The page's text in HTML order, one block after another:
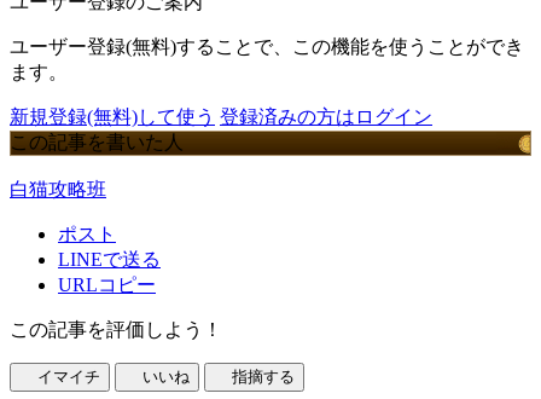
ユーザー登録(無料)することで、この機能を使うことができ
ます。
新規登録(無料)して使う 登録済みの方はログイン
この記事を書いた人
白猫攻略班
ポスト
LINEで送る
URLコピー
この記事を評価しよう！
イマイチ いいね 指摘する